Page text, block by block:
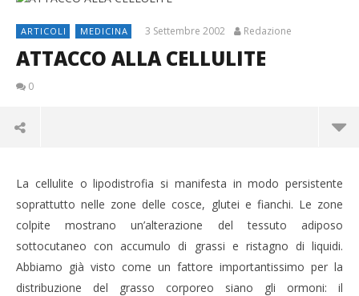
ARTICOLI MEDICINA 3 Settembre 2002 Redazione
ATTACCO ALLA CELLULITE
0
La cellulite o lipodistrofia si manifesta in modo persistente
soprattutto nelle zone delle cosce, glutei e fianchi. Le zone
colpite mostrano un’alterazione del tessuto adiposo
sottocutaneo con accumulo di grassi e ristagno di liquidi.
Abbiamo già visto come un fattore importantissimo per la
distribuzione del grasso corporeo siano gli ormoni: il